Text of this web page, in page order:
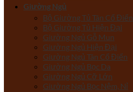
Giường Ngủ
Bộ Giường Tủ Tân Cổ Điển
Bộ Giường Tủ Hiện Đại
Giường Ngủ Gỗ Mun
Giường Ngủ Hiện Đại
Giường Ngủ Tân Cổ Điển
Giường Ngủ Bọc Da
Giường Ngủ Cỡ Lớn
Giường Ngủ Bọc Nệm, Nỉ